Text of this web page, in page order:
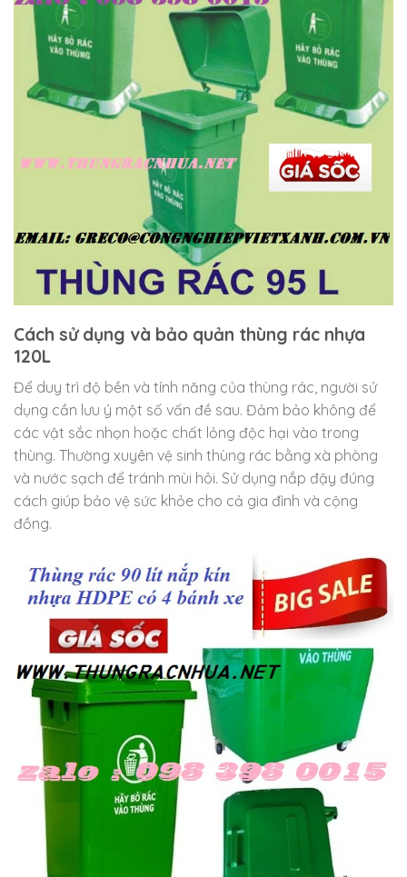
Cách sử dụng và bảo quản thùng rác nhựa
120L
Để duy trì độ bền và tính năng của thùng rác, người sử
dụng cần lưu ý một số vấn đề sau. Đảm bảo không để
các vật sắc nhọn hoặc chất lỏng độc hại vào trong
thùng. Thường xuyên vệ sinh thùng rác bằng xà phòng
và nước sạch để tránh mùi hôi. Sử dụng nắp đậy đúng
cách giúp bảo vệ sức khỏe cho cả gia đình và cộng
đồng.